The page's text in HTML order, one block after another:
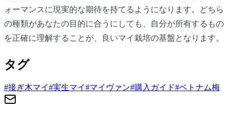
ォーマンスに現実的な期待を持てるようになります。どちら
の種類があなたの目的に合うにしても、自分が所有するもの
を正確に理解することが、良いマイ栽培の基盤となります。
タグ
#接ぎ木マイ#実生マイ#マイヴァン#購入ガイド#ベトナム梅